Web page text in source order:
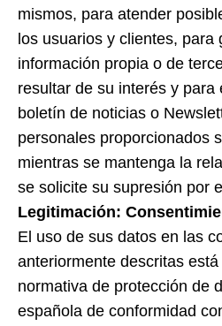
mismos, para atender
los usuarios y clientes,
información propia o de
resultar de su interés y para
boletín de noticias o
personales proporcionados
mientras se mantenga la
se solicite su supresión por
Legitimación:
El uso de sus datos en las
anteriormente descritas
normativa de protección de
española de conformidad